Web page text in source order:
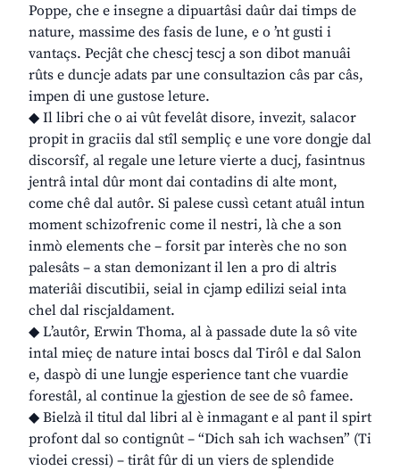
Poppe, che e insegne a dipuartâsi daûr dai timps de
nature, massime des fasis de lune, e o ’nt gusti i
vantaçs. Pecjât che chescj tescj a son dibot manuâi
rûts e duncje adats par une consultazion câs par câs,
impen di une gustose leture.
◆ Il libri che o ai vût fevelât disore, invezit, salacor
propit in graciis dal stîl sempliç e une vore dongje dal
discorsîf, al regale une leture vierte a ducj, fasintnus
jentrâ intal dûr mont dai contadins di alte mont,
come chê dal autôr. Si palese cussì cetant atuâl intun
moment schizofrenic come il nestri, là che a son
inmò elements che – forsit par interès che no son
palesâts – a stan demonizant il len a pro di altris
materiâi discutibii, seial in cjamp edilizi seial inta
chel dal riscjaldament.
◆ L’autôr, Erwin Thoma, al à passade dute la sô vite
intal mieç de nature intai boscs dal Tirôl e dal Salon
e, daspò di une lungje esperience tant che vuardie
forestâl, al continue la gjestion de see de sô famee.
◆ Bielzà il titul dal libri al è inmagant e al pant il spirt
profont dal so contignût – “Dich sah ich wachsen” (Ti
viodei cressi) – tirât fûr di un viers de splendide